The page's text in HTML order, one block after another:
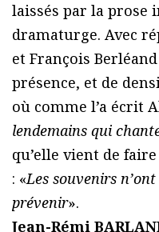
laissés par la prose
dramaturge. Avec
et François
présence, et de
où comme l’a écrit
lendemains qui
qu’elle vient de
: «Les souvenirs
prévenir».
Jean-Rémi